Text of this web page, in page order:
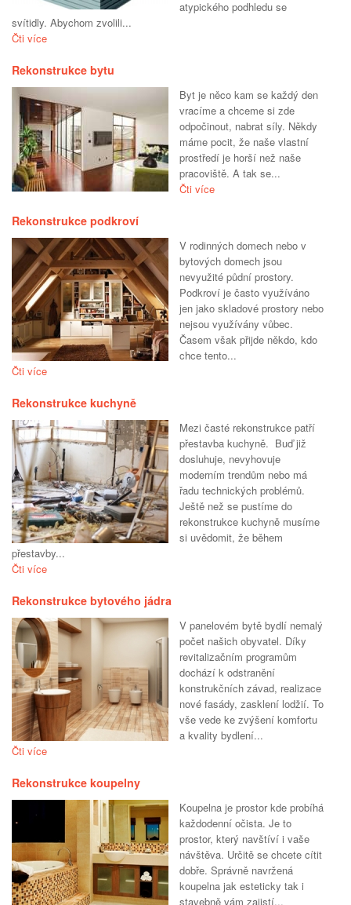
atypického podhledu se
svítidly. Abychom zvolili...
Čti více
Rekonstrukce bytu
Byt je něco kam se každý den
vracíme a chceme si zde
odpočinout, nabrat síly. Někdy
máme pocit, že naše vlastní
prostředí je horší než naše
pracoviště. A tak se...
Čti více
Rekonstrukce podkroví
V rodinných domech nebo v
bytových domech jsou
nevyužité půdní prostory.
Podkroví je často využíváno
jen jako skladové prostory nebo
nejsou využívány vůbec.
Časem však přijde někdo, kdo
chce tento...
Čti více
Rekonstrukce kuchyně
Mezi časté rekonstrukce patří
přestavba kuchyně. Buď již
dosluhuje, nevyhovuje
moderním trendům nebo má
řadu technických problémů.
Ještě než se pustíme do
rekonstrukce kuchyně musíme
si uvědomit, že během
přestavby...
Čti více
Rekonstrukce bytového jádra
V panelovém bytě bydlí nemalý
počet našich obyvatel. Díky
revitalizačním programům
dochází k odstranění
konstrukčních závad, realizace
nové fasády, zasklení lodžií. To
vše vede ke zvýšení komfortu
a kvality bydlení...
Čti více
Rekonstrukce koupelny
Koupelna je prostor kde probíhá
každodenní očista. Je to
prostor, který navštíví i vaše
návštěva. Určitě se chcete cítit
dobře. Správně navržená
koupelna jak esteticky tak i
stavebně vám zajistí...